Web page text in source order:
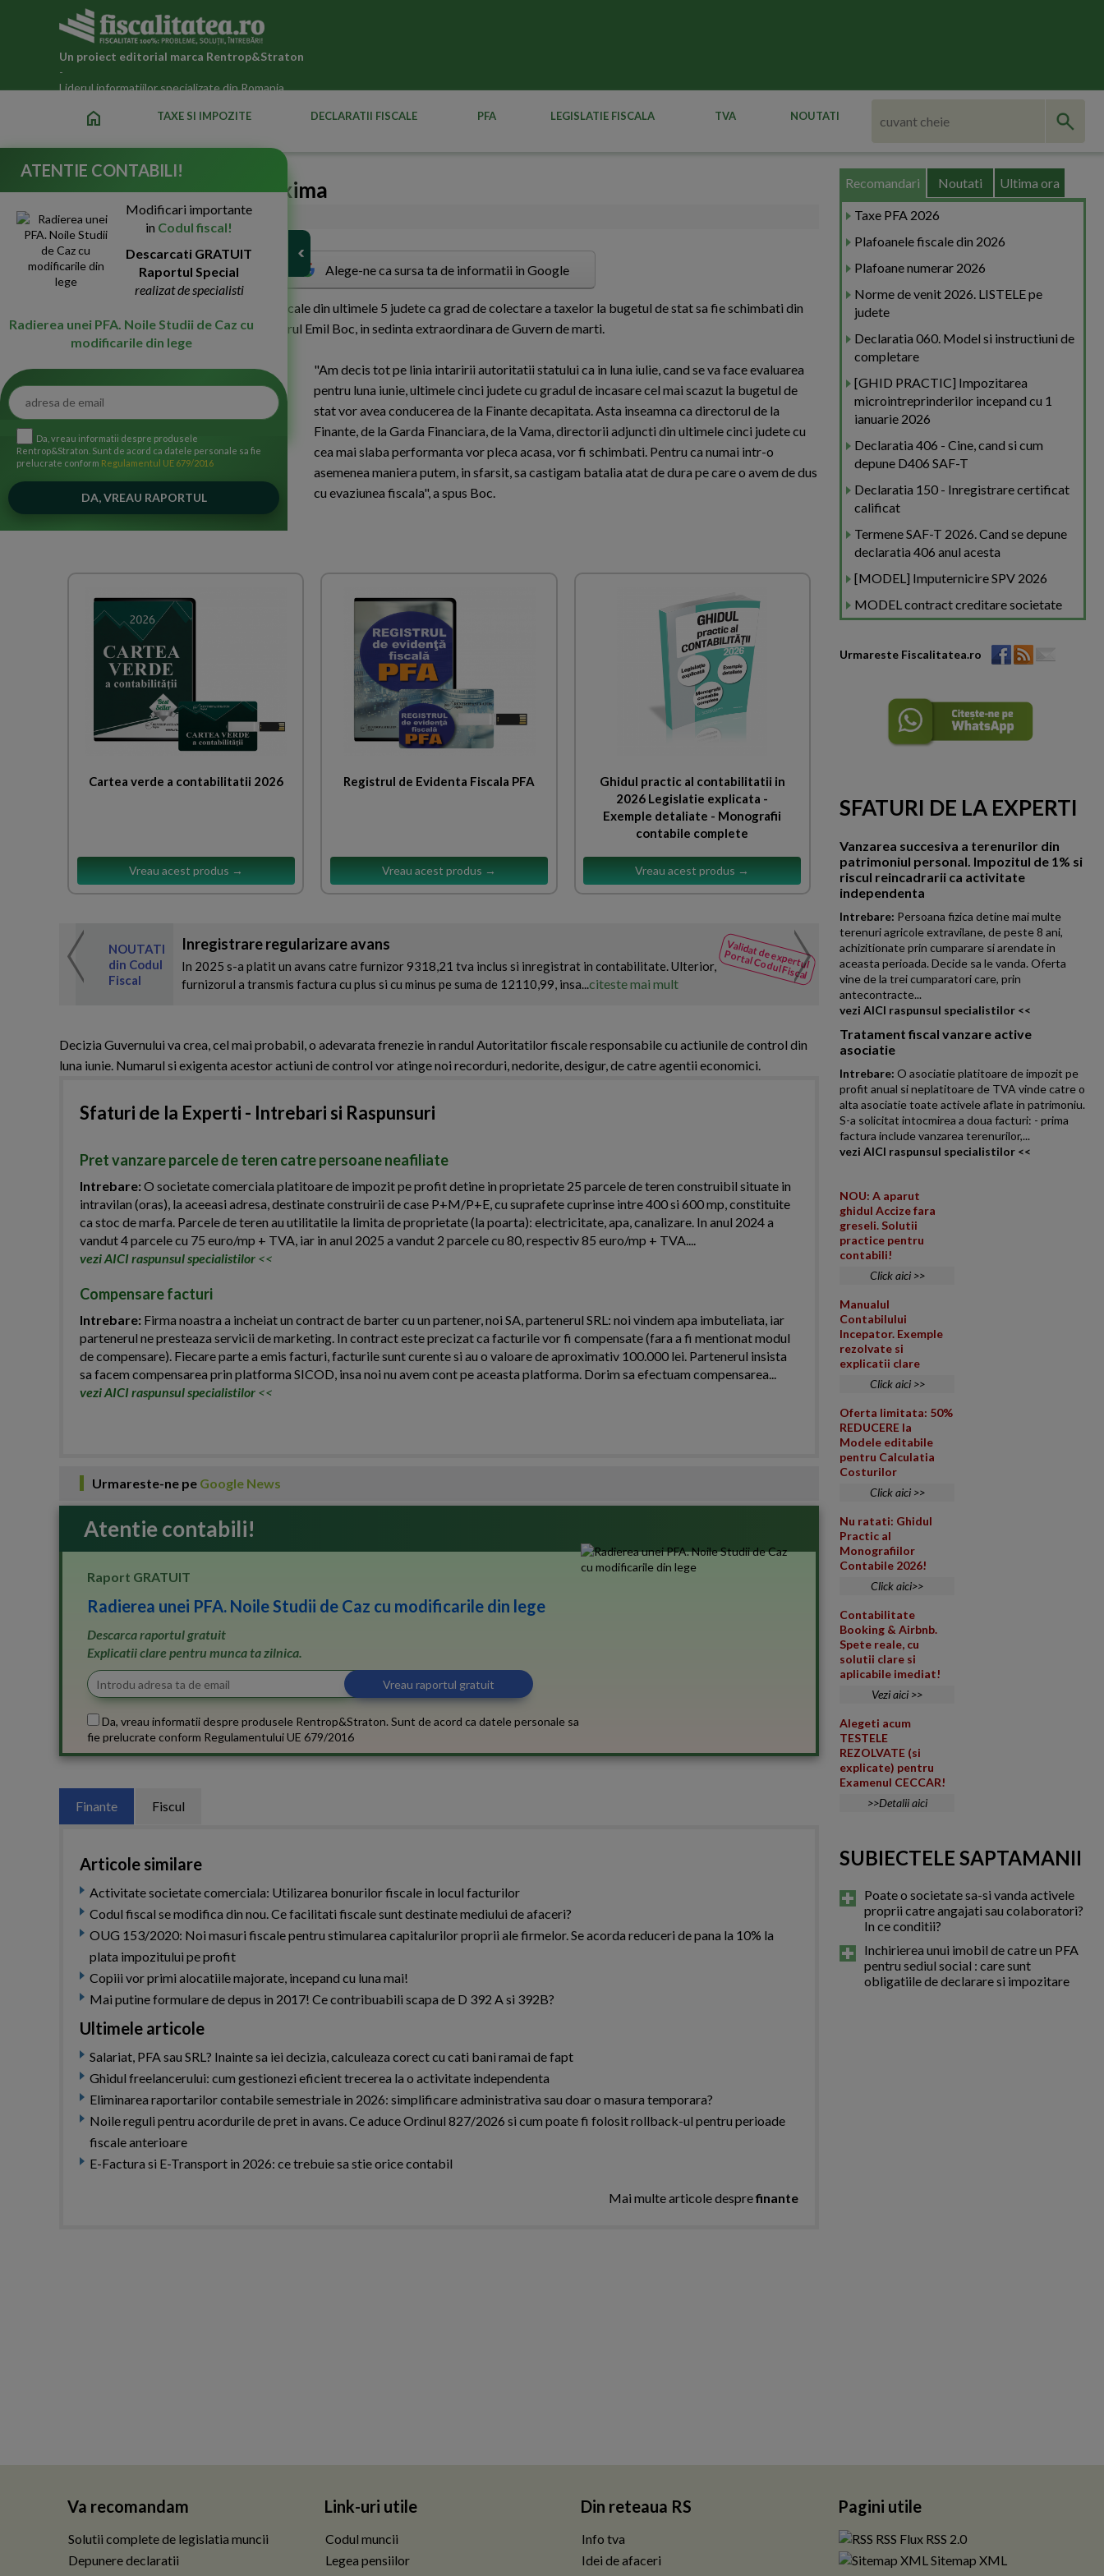
Un proiect editorial marca Rentrop&Straton
-
Liderul informatiilor specializate din Romania
home TAXE SI IMPOZITE DECLARATII FISCALE PFA LEGISLATIE FISCALA TVA NOUTATI
Fiscul, sub presiune maxima
01-Iun-2011 3292
Alege-ne ca sursa ta de informatii in Google
xecutivul a hotarat ca sefii directiilor fiscale din ultimele 5 judete ca grad de colectare a taxelor la bugetul de stat sa fie schimbati din
functii in luna iulie, a declarat prim-ministrul Emil Boc, in sedinta extraordinara de Guvern de marti.
"Am decis tot pe linia intaririi autoritatii statului ca in luna iulie, cand se va face evaluarea
pentru luna iunie, ultimele cinci judete cu gradul de incasare cel mai scazut la bugetul de
stat vor avea conducerea de la Finante decapitata. Asta inseamna ca directorul de la
Finante, de la Garda Financiara, de la Vama, directorii adjuncti din ultimele cinci judete cu
cea mai slaba performanta vor pleca acasa, vor fi schimbati. Pentru ca numai intr-o
asemenea maniera putem, in sfarsit, sa castigam batalia atat de dura pe care o avem de dus
cu evaziunea fiscala", a spus Boc.
Cartea verde a contabilitatii 2026
Vreau acest produs →
Registrul de Evidenta Fiscala PFA
Vreau acest produs →
Ghidul practic al contabilitatii in
2026 Legislatie explicata -
Exemple detaliate - Monografii
contabile complete
Vreau acest produs →
NOUTATI
din Codul
Fiscal
Validat de expertul
Portal Codul Fiscal
Inregistrare regularizare avans
In 2025 s-a platit un avans catre furnizor 9318,21 tva inclus si inregistrat in contabilitate. Ulterior,
furnizorul a transmis factura cu plus si cu minus pe suma de 12110,99, insa...citeste mai mult
NOUTATI
din Codul
Fiscal
Regimul fiscal al
O persoana fizica, ce are si
subinchirierea bunurilor
Decizia Guvernului va crea, cel mai probabil, o adevarata frenezie in randul Autoritatilor fiscale responsabile cu actiunile de control din
luna iunie. Numarul si exigenta acestor actiuni de control vor atinge noi recorduri, nedorite, desigur, de catre agentii economici.
Sfaturi de la Experti - Intrebari si Raspunsuri
Pret vanzare parcele de teren catre persoane neafiliate
Intrebare:O societate comerciala platitoare de impozit pe profit detine in proprietate 25 parcele de teren construibil situate in
intravilan (oras), la aceeasi adresa, destinate construirii de case P+M/P+E, cu suprafete cuprinse intre 400 si 600 mp, constituite
ca stoc de marfa. Parcele de teren au utilitatile la limita de proprietate (la poarta): electricitate, apa, canalizare. In anul 2024 a
vandut 4 parcele cu 75 euro/mp + TVA, iar in anul 2025 a vandut 2 parcele cu 80, respectiv 85 euro/mp + TVA....
vezi AICI raspunsul specialistilor <<
Compensare facturi
Intrebare: Firma noastra a incheiat un contract de barter cu un partener, noi SA, partenerul SRL: noi vindem apa imbuteliata, iar
partenerul ne presteaza servicii de marketing. In contract este precizat ca facturile vor fi compensate (fara a fi mentionat modul
de compensare). Fiecare parte a emis facturi, facturile sunt curente si au o valoare de aproximativ 100.000 lei. Partenerul insista
sa facem compensarea prin platforma SICOD, insa noi nu avem cont pe aceasta platforma. Dorim sa efectuam compensarea...
vezi AICI raspunsul specialistilor <<
Urmareste-ne pe Google News
Atentie contabili!
Raport GRATUIT
Radierea unei PFA. Noile Studii de Caz cu modificarile din lege
Descarca raportul gratuit
Explicatii clare pentru munca ta zilnica.
Da, vreau informatii despre produsele Rentrop&Straton. Sunt de acord ca datele personale sa
fie prelucrate conform Regulamentului UE 679/2016
Finante Fiscul
Articole similare
Activitate societate comerciala: Utilizarea bonurilor fiscale in locul facturilor
Codul fiscal se modifica din nou. Ce facilitati fiscale sunt destinate mediului de afaceri?
OUG 153/2020: Noi masuri fiscale pentru stimularea capitalurilor proprii ale firmelor. Se acorda reduceri de pana la 10% la
plata impozitului pe profit
Copiii vor primi alocatiile majorate, incepand cu luna mai!
Mai putine formulare de depus in 2017! Ce contribuabili scapa de D 392 A si 392B?
Ultimele articole
Salariat, PFA sau SRL? Inainte sa iei decizia, calculeaza corect cu cati bani ramai de fapt
Ghidul freelancerului: cum gestionezi eficient trecerea la o activitate independenta
Eliminarea raportarilor contabile semestriale in 2026: simplificare administrativa sau doar o masura temporara?
Noile reguli pentru acordurile de pret in avans. Ce aduce Ordinul 827/2026 si cum poate fi folosit rollback-ul pentru perioade
fiscale anterioare
E-Factura si E-Transport in 2026: ce trebuie sa stie orice contabil
Mai multe articole desprefinante
Recomandari Noutati Ultima ora
Taxe PFA 2026
Plafoanele fiscale din 2026
Plafoane numerar 2026
Norme de venit 2026. LISTELE pe
judete
Declaratia 060. Model si instructiuni de
completare
[GHID PRACTIC] Impozitarea
microintreprinderilor incepand cu 1
ianuarie 2026
Declaratia 406 - Cine, cand si cum
depune D406 SAF-T
Declaratia 150 - Inregistrare certificat
calificat
Termene SAF-T 2026. Cand se depune
declaratia 406 anul acesta
[MODEL] Imputernicire SPV 2026
MODEL contract creditare societate
Urmareste Fiscalitatea.ro
SFATURI DE LA EXPERTI
Vanzarea succesiva a terenurilor din
patrimoniul personal. Impozitul de 1% si
riscul reincadrarii ca activitate
independenta
Intrebare: Persoana fizica detine mai multe
terenuri agricole extravilane, de peste 8 ani,
achizitionate prin cumparare si arendate in
aceasta perioada. Decide sa le vanda. Oferta
vine de la trei cumparatori care, prin
antecontracte...
vezi AICI raspunsul specialistilor <<
Tratament fiscal vanzare active
asociatie
Intrebare: O asociatie platitoare de impozit pe
profit anual si neplatitoare de TVA vinde catre o
alta asociatie toate activele aflate in patrimoniu.
S-a solicitat intocmirea a doua facturi: - prima
factura include vanzarea terenurilor,...
vezi AICI raspunsul specialistilor <<
NOU: A aparut
ghidul Accize fara
greseli. Solutii
practice pentru
contabili!
Click aici >>
Manualul
Contabilului
Incepator. Exemple
rezolvate si
explicatii clare
Click aici >>
Oferta limitata: 50%
REDUCERE la
Modele editabile
pentru Calculatia
Costurilor
Click aici >>
Nu ratati: Ghidul
Practic al
Monografiilor
Contabile 2026!
Click aici>>
Contabilitate
Booking & Airbnb.
Spete reale, cu
solutii clare si
aplicabile imediat!
Vezi aici >>
Alegeti acum
TESTELE
REZOLVATE (si
explicate) pentru
Examenul CECCAR!
>>Detalii aici
SUBIECTELE SAPTAMANII
Poate o societate sa-si vanda activele
proprii catre angajati sau colaboratori?
In ce conditii?
Inchirierea unui imobil de catre un PFA
pentru sediul social : care sunt
obligatiile de declarare si impozitare
ATENTIE CONTABILI!
Modificari importante
in Codul fiscal!
Descarcati GRATUIT
Raportul Special
realizat de specialisti
Radierea unei PFA. Noile Studii de Caz cu
modificarile din lege
Da, vreau informatii despre produsele
Rentrop&Straton. Sunt de acord ca datele personale sa fie
prelucrate conform Regulamentul UE 679/2016
Va recomandam
Solutii complete de legislatia muncii
Depunere declaratii
Link-uri utile
Codul muncii
Legea pensiilor
Din reteaua RS
Info tva
Idei de afaceri
Pagini utile
RSS Flux RSS 2.0
Sitemap XML